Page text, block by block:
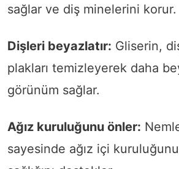
sağlar ve diş minelerini korur.
Dişleri beyazlatır: Gliserin,
plakları temizleyerek daha
görünüm sağlar.
Ağız kuruluğunu önler:
sayesinde ağız içi